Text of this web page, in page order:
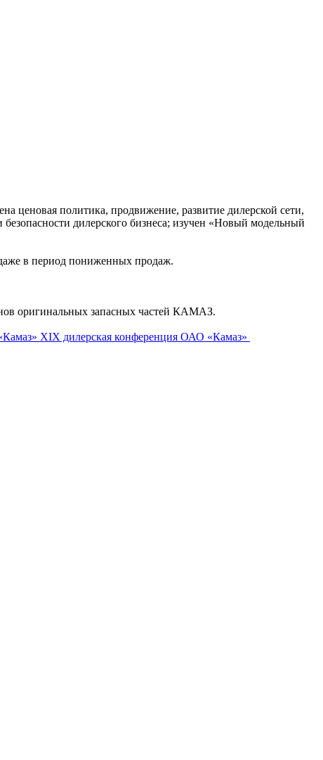
ценовая политика, продвижение, развитие дилерской сети,
дилерского бизнеса; изучен «Новый модельный
в период пониженных продаж.
оригинальных запасных частей КАМАЗ.
XIX дилерская конференция ОАО «Камаз»